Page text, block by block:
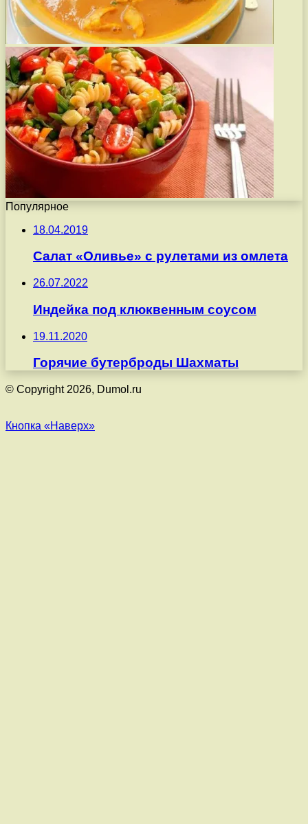
Популярное
18.04.2019
Салат «Оливье» с рулетами из омлета
26.07.2022
Индейка под клюквенным соусом
19.11.2020
Горячие бутерброды Шахматы
© Copyright 2026, Dumol.ru
Кнопка «Наверх»